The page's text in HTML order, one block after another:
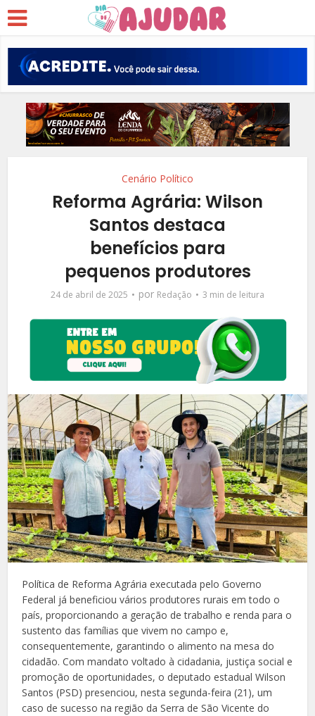
Cenário Político
Reforma Agrária: Wilson
Santos destaca
benefícios para
pequenos produtores
24 de abril de 2025 por Redação 3 min de leitura
Política de Reforma Agrária executada pelo Governo
Federal já beneficiou vários produtores rurais em todo o
país, proporcionando a geração de trabalho e renda para o
sustento das famílias que vivem no campo e,
consequentemente, garantindo o alimento na mesa do
cidadão. Com mandato voltado à cidadania, justiça social e
promoção de oportunidades, o deputado estadual Wilson
Santos (PSD) presenciou, nesta segunda-feira (21), um
caso de sucesso na região da Serra de São Vicente do